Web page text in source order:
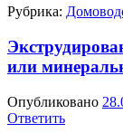
Рубрика:
или
Опубликовано
Ответить